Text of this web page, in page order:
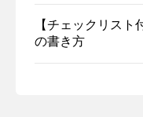
【チェックリスト
の書き方